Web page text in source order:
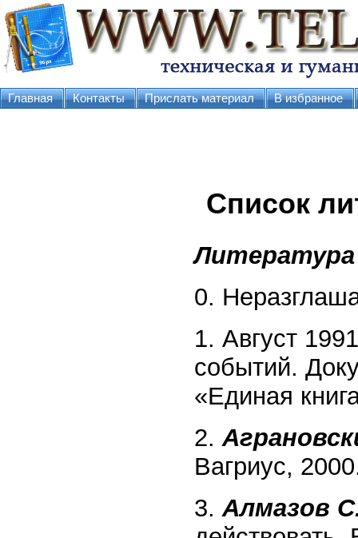
Главная Контакты Прислать материал В избранное
Список
Литература
0.
1. Август
событий.
«Единая
2.
Вагриус,
3.Алмазов